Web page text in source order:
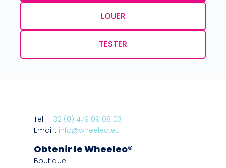
LOUER
TESTER
Tel : +32 (0) 479 09 08 03
Email : info@wheeleo.eu
Obtenir le Wheeleo®
Boutique